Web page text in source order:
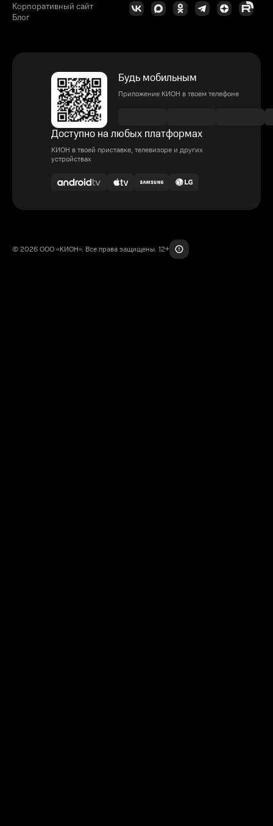
Корпоративный сайт
Блог
Будь мобильным
Приложение КИОН в твоем телефоне
Доступно на любых платформах
КИОН в твоей приставке, телевизоре и других
устройствах
© 2026 ООО «КИОН». Все права защищены. 12+